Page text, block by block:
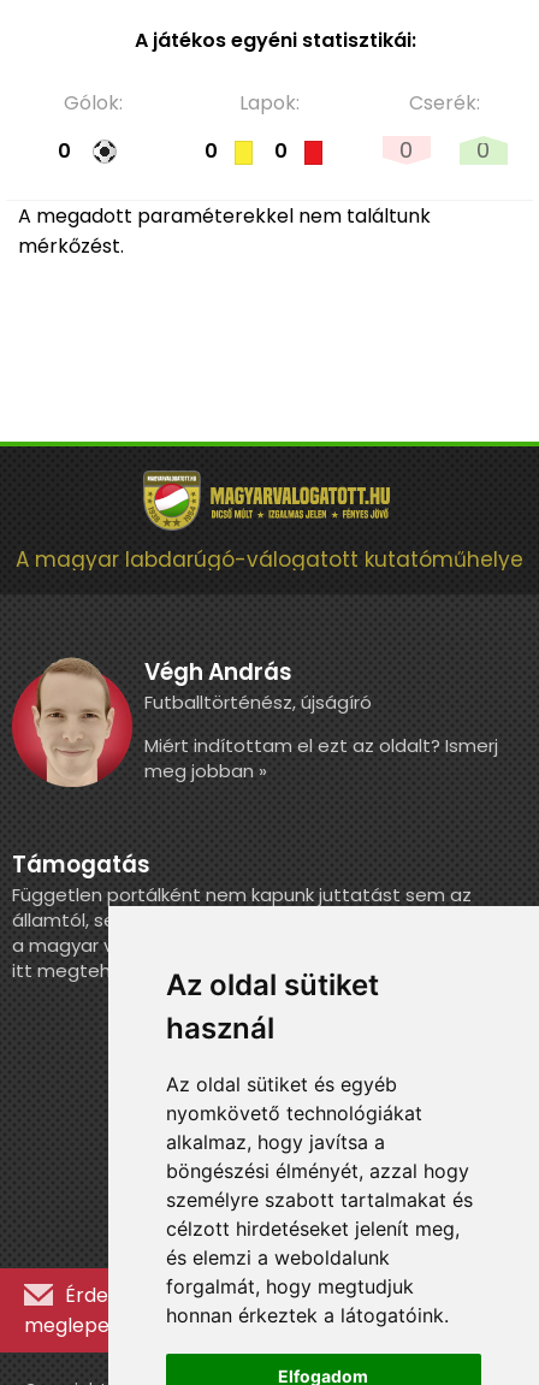
Az oldal sütiket
használ
Az oldal sütiket és egyéb
nyomkövető technológiákat
alkalmaz, hogy javítsa a
böngészési élményét, azzal hogy
személyre szabott tartalmakat és
célzott hirdetéseket jelenít meg,
és elemzi a weboldalunk
forgalmát, hogy megtudjuk
honnan érkeztek a látogatóink.
Elfogadom
A játékos egyéni statisztikái:
Gólok:
0
Lapok:
0
0
Cserék:
0 0
A megadott paraméterekkel nem találtunk
mérkőzést.
A magyar labdarúgó-válogatott kutatóműhelye
Végh András
Futballtörténész, újságíró
Miért indítottam el ezt az oldalt? Ismerj
meg jobban »
Támogatás
Független portálként nem kapunk juttatást sem az
államtól, sem más szervezettől. Ha szeretnél segíteni
a magyar válogatott történelmének feldolgozásában,
itt megteheted.
Érdekességekért, kulisszatitkokért és
meglepetésekért iratkozz fel a hírlevélre »